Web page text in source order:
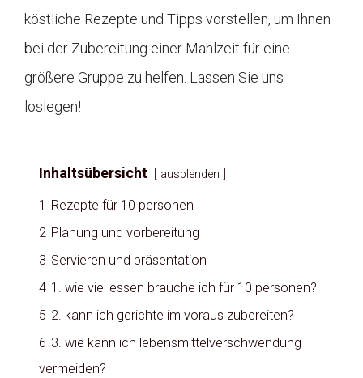
köstliche Rezepte und Tipps vorstellen, um Ihnen
bei der Zubereitung einer Mahlzeit für eine
größere Gruppe zu helfen. Lassen Sie uns
loslegen!
Inhaltsübersicht ausblenden
1
Rezepte für 10 personen
2 Planung und vorbereitung
3 Servieren und präsentation
4 1. wie viel essen brauche ich für 10 personen?
5 2. kann ich gerichte im voraus zubereiten?
6 3. wie kann ich lebensmittelverschwendung
vermeiden?